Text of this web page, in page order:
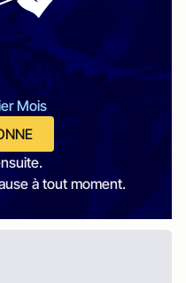
Mois
à tout moment.